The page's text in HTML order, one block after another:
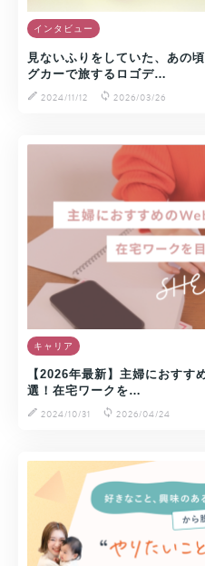
インタビュー
見ないふりをしていた、あの
グカーで旅するロゴデ…
2024/11/12
2026/03/26
キャリア
【2026年最新】主婦におすす
選！在宅ワークを…
2024/10/31
2026/04/24